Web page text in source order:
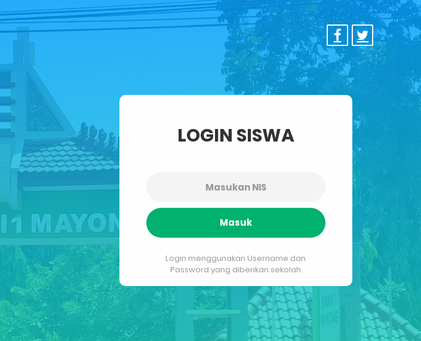
LOGIN SISWA
Masuk
Login menggunakan Username dan
Password yang diberikan sekolah